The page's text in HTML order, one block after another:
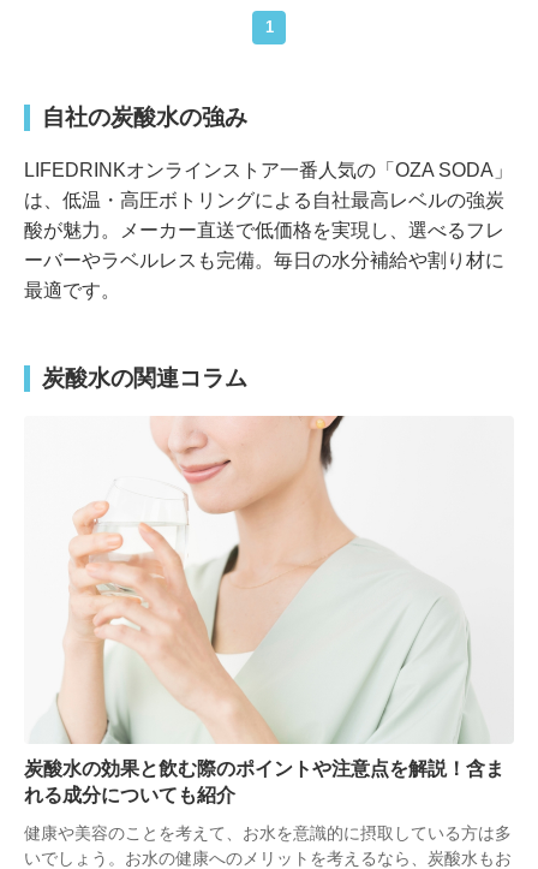
1
自社の炭酸水の強み
LIFEDRINKオンラインストア一番人気の「OZA SODA」
は、低温・高圧ボトリングによる自社最高レベルの強炭
酸が魅力。メーカー直送で低価格を実現し、選べるフレ
ーバーやラベルレスも完備。毎日の水分補給や割り材に
最適です。
炭酸水の関連コラム
炭酸水の効果と飲む際のポイントや注意点を解説！含ま
れる成分についても紹介
健康や美容のことを考えて、お水を意識的に摂取している方は多
いでしょう。お水の健康へのメリットを考えるなら、炭酸水もお